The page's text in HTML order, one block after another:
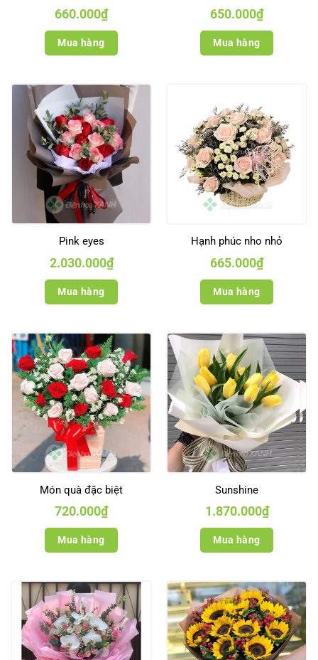
660.000₫
Mua hàng
650.000₫
Mua hàng
Pink eyes
2.030.000₫
Mua hàng
Hạnh phúc nho nhỏ
665.000₫
Mua hàng
Món quà đặc biệt
720.000₫
Mua hàng
Sunshine
1.870.000₫
Mua hàng